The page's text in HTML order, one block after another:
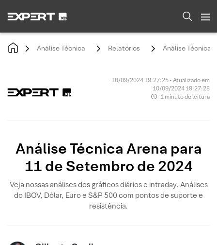
Análise Técnica Relatórios Análise Técnica
10/09/2024 19:27:25 • Atualizado em
10/09/2024 19:27:28
1 minuto de leitura
Análise Técnica Arena para
11 de Setembro de 2024
Veja nossas análises dos gráficos diários e intraday. Análises
do IBOV, Dólar, Euro e S&P 500 com pontos de suporte e
resistência.